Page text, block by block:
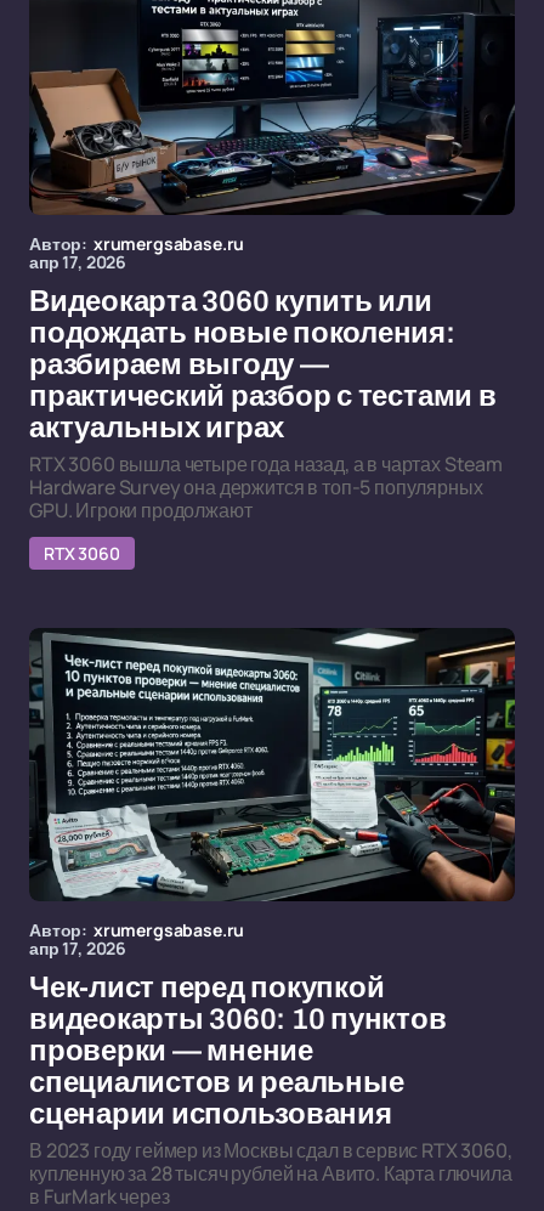
Автор: xrumergsabase.ru
апр 17, 2026
Видеокарта 3060 купить или
подождать новые поколения:
разбираем выгоду —
практический разбор с тестами в
актуальных играх
RTX 3060 вышла четыре года назад, а в чартах Steam
Hardware Survey она держится в топ-5 популярных
GPU. Игроки продолжают
RTX 3060
Автор: xrumergsabase.ru
апр 17, 2026
Чек-лист перед покупкой
видеокарты 3060: 10 пунктов
проверки — мнение
специалистов и реальные
сценарии использования
В 2023 году геймер из Москвы сдал в сервис RTX 3060,
купленную за 28 тысяч рублей на Авито. Карта глючила
в FurMark через